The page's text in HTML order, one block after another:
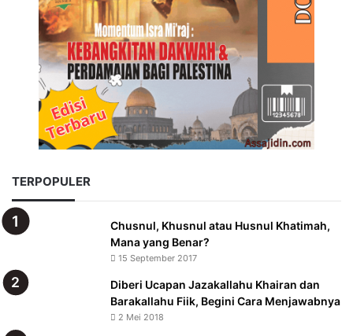
TERPOPULER
Chusnul, Khusnul atau Husnul Khatimah,
Mana yang Benar?
15 September 2017
Diberi Ucapan Jazakallahu Khairan dan
Barakallahu Fiik, Begini Cara Menjawabnya
2 Mei 2018